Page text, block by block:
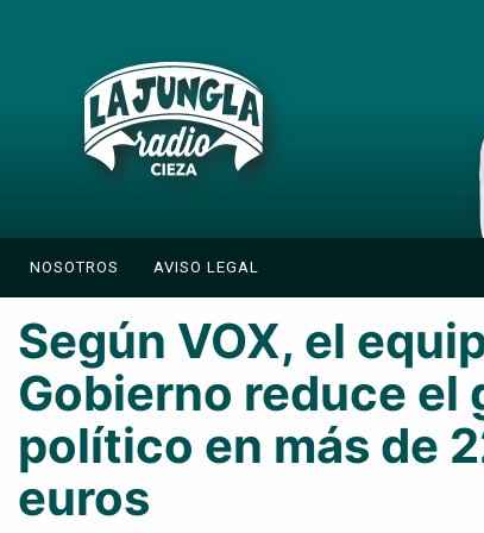
NOSOTROS AVISO LEGAL
Según VOX, el
Gobierno reduce el
político en más de
euros